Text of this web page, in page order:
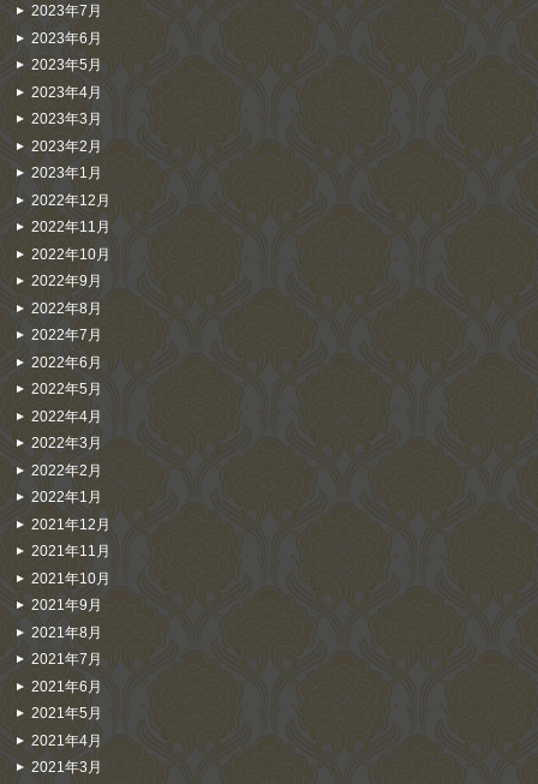
2023年7月
2023年6月
2023年5月
2023年4月
2023年3月
2023年2月
2023年1月
2022年12月
2022年11月
2022年10月
2022年9月
2022年8月
2022年7月
2022年6月
2022年5月
2022年4月
2022年3月
2022年2月
2022年1月
2021年12月
2021年11月
2021年10月
2021年9月
2021年8月
2021年7月
2021年6月
2021年5月
2021年4月
2021年3月